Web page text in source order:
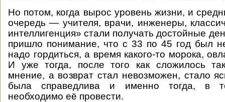
Но потом, когда вырос уровень жизни, и
очередь — учителя, врачи, инженеры,
интеллигенция» стали получать достойные
пришло понимание, что с 33 по 45 год был
надо гордиться, а время какого-то морока,
И уже тогда, после того как сложилось
мнение, а возврат стал невозможен, стало
была справедлива и именно тогда, в
необходимо её провести.